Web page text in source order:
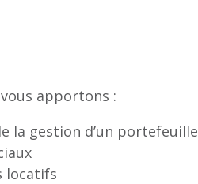
apportons :
la gestion d’un portefeuille
locatifs